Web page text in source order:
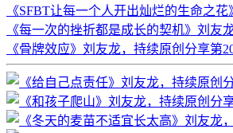
《SFBT让每一个人开出灿烂的生命之
《每一次的挫折都是成长的契机》刘友
《骨牌效应》刘友龙，持续原创分享第